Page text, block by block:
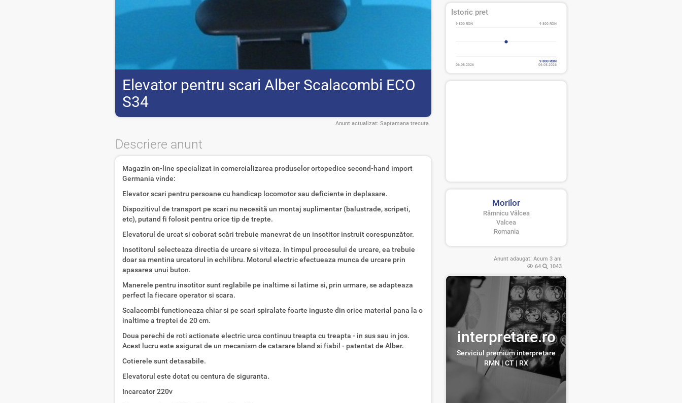
Elevator pentru scari Alber Scalacombi ECO
S34
Anunt actualizat: Saptamana trecuta
Descriere anunt
Magazin on-line specializat in comercializarea produselor ortopedice second-hand import
Germania vinde:
Elevator scari pentru persoane cu handicap locomotor sau deficiente in deplasare.
Dispozitivul de transport pe scari nu necesită un montaj suplimentar (balustrade, scripeti,
etc), putand fi folosit pentru orice tip de trepte.
Elevatorul de urcat si coborat scări trebuie manevrat de un insotitor instruit corespunzător.
Insotitorul selecteaza directia de urcare si viteza. In timpul procesului de urcare, ea trebuie
doar sa mentina urcatorul in echilibru. Motorul electric efectueaza munca de urcare prin
apasarea unui buton.
Manerele pentru insotitor sunt reglabile pe inaltime si latime si, prin urmare, se adapteaza
perfect la fiecare operator si scara.
Scalacombi functioneaza chiar si pe scari spiralate foarte inguste din orice material pana la o
inaltime a treptei de 20 cm.
Doua perechi de roti actionate electric urca continuu treapta cu treapta - in sus sau in jos.
Acest lucru este asigurat de un mecanism de catarare bland si fiabil - patentat de Alber.
Cotierele sunt detasabile.
Elevatorul este dotat cu centura de siguranta.
Incarcator 220v
Istoric pret
9 800 RON 9 800 RON
9 800 RON
06.08.2026
06.08.2026
Morilor
Râmnicu Vâlcea
Valcea
Romania
64 1043
Anunt adaugat: Acum 3 ani
interpretare.ro
Serviciul premium interpretare
RMN | CT | RX